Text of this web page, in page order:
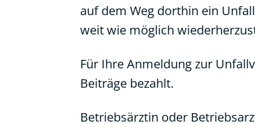
auf dem Weg dorthin ein
weit wie möglich
Für Ihre Anmeldung zur
Beiträge bezahlt.
Betriebsärztin oder